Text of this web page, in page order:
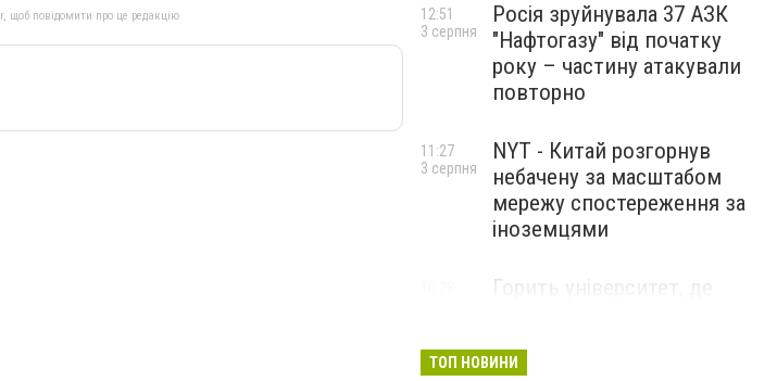
щоб повідомити про це редакцію
Росія зруйнувала 37 АЗК
"Нафтогазу" від початку
року – частину атакували
повторно
12:51
3 серпня
NYT - Китай розгорнув
небачену за масштабом
мережу спостереження за
іноземцями
11:27
3 серпня
Горить університет, де
ТОП НОВИНИ